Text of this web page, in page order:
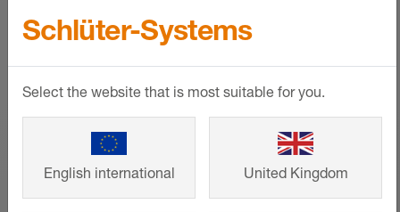
Schlüter-Systems
Select the website that is most suitable for you.
English international United Kingdom